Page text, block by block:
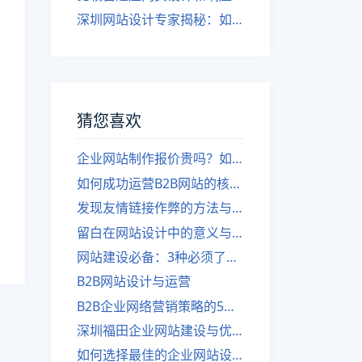
深圳网站设计专家揭秘：如何实现自适应网页设计
猜您喜欢
企业网站制作报价贵吗？如何选择合适的网站建设公司？
如何成功运营B2B网站的核心策略
发现友情链接作弊的方法与建议
留白在网站设计中的意义与应用
网站建设必备：3种必须了解的SEO元数据
B2B网站设计与运营
B2B企业网络营销策略的5个成功案例
深圳福田企业网站建设与优化的最佳思路
如何选择最佳的企业网站设计公司